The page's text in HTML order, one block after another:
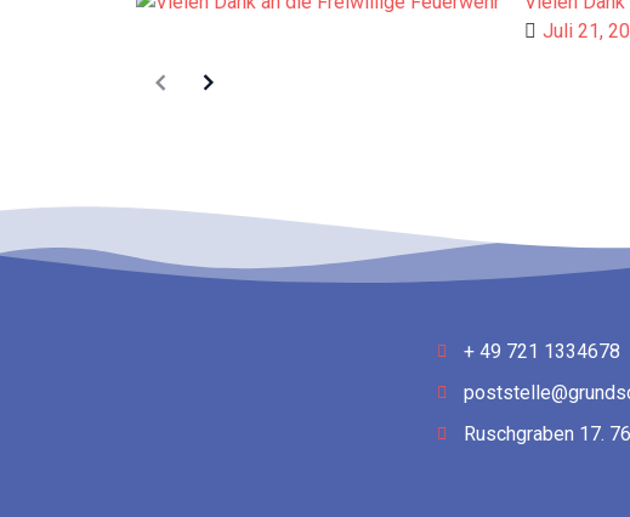
Juli 21,
+ 49 721 1334678
Ruschgraben 17.